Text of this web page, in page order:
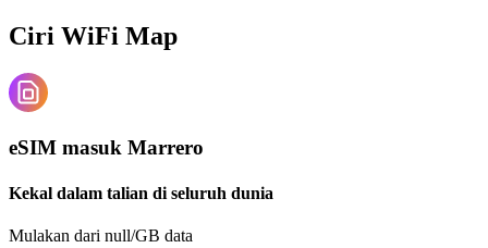
Ciri WiFi Map
eSIM masuk Marrero
Kekal dalam talian di seluruh dunia
Mulakan dari null/GB data